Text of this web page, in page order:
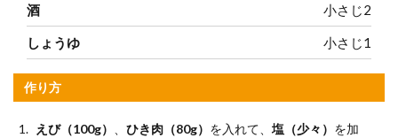
酒 小さじ2
しょうゆ 小さじ1
作り方
えび（100g） 、 ひき肉（80g） を入れて、 塩（少々） を加